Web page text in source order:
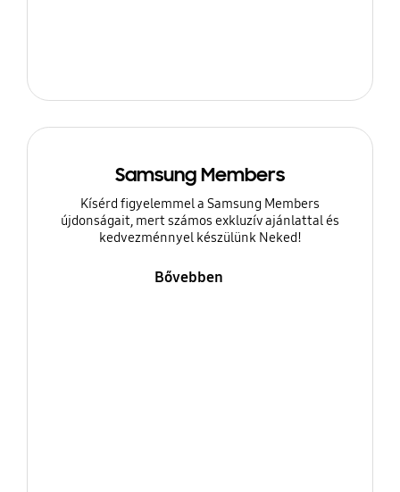
Samsung Members
Kísérd figyelemmel a Samsung Members
újdonságait, mert számos exkluzív ajánlattal és
kedvezménnyel készülünk Neked!
Bővebben